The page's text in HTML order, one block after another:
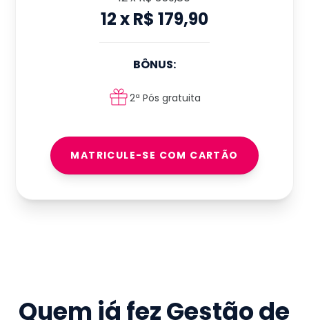
12xR$ 179,90
BÔNUS:
2ª Pós gratuita
MATRICULE-SE COM CARTÃO
Quem já fezGestão de